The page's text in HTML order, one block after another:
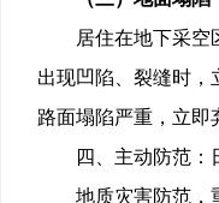
居住在地下采
出现凹陷、裂缝时，
路面塌陷严重，立即
四、主动防范：
地质灾害防范，